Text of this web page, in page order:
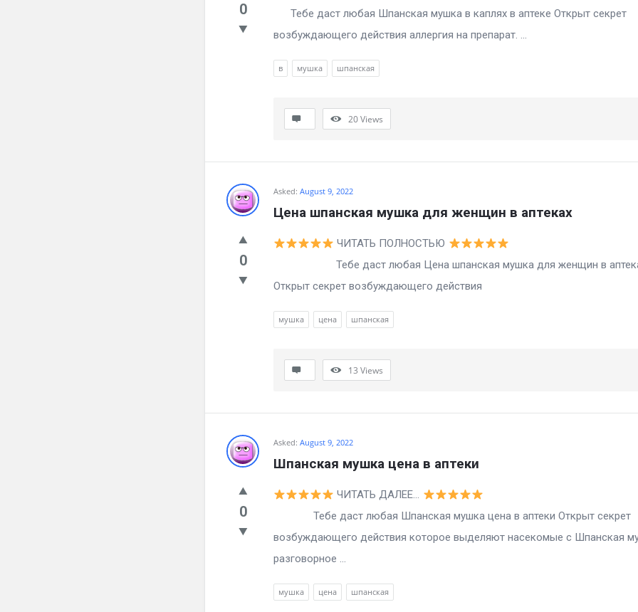
0
Тебе даст любая Шпанская мушка в каплях в аптеке Открыт секрет
возбуждающего действия аллергия на препарат. ...
в мушка шпанская
20Views
Asked: August 9, 2022
Цена шпанская мушка для женщин в аптеках
0
ЧИТАТЬ ПОЛНОСТЬЮ
Тебе даст любая Цена шпанская мушка для женщин в
Открыт секрет возбуждающего действия
мушка цена шпанская
13 Views
Asked: August 9, 2022
Шпанская мушка цена в аптеки
0
ЧИТАТЬ ДАЛЕЕ…
Тебе даст любая Шпанская мушка цена в аптеки Открыт секрет
возбуждающего действия которое выделяют насекомые с Шпанская
разговорное ...
мушка цена шпанская